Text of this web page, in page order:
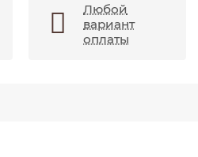
Любой
вариант
оплаты